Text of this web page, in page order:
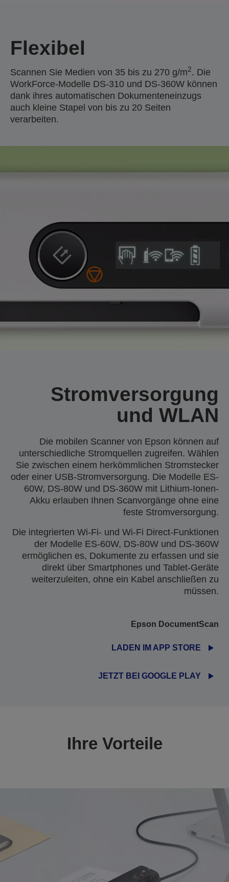
Flexibel
Scannen Sie Medien von 35 bis zu 270 g/m2. Die
WorkForce-Modelle DS-310 und DS-360W können
dank ihres automatischen Dokumenteneinzugs
auch kleine Stapel von bis zu 20 Seiten
verarbeiten.
Stromversorgung
und WLAN
Die mobilen Scanner von Epson können auf
unterschiedliche Stromquellen zugreifen. Wählen
Sie zwischen einem herkömmlichen Stromstecker
oder einer USB-Stromversorgung. Die Modelle ES-
60W, DS-80W und DS-360W mit Lithium-Ionen-
Akku erlauben Ihnen Scanvorgänge ohne eine
feste Stromversorgung.
Die integrierten Wi-Fi- und Wi-Fi Direct-Funktionen
der Modelle ES-60W, DS-80W und DS-360W
ermöglichen es, Dokumente zu erfassen und sie
direkt über Smartphones und Tablet-Geräte
weiterzuleiten, ohne ein Kabel anschließen zu
müssen.
Epson DocumentScan
LADEN IM APP STORE
JETZT BEI GOOGLE PLAY
Ihre Vorteile